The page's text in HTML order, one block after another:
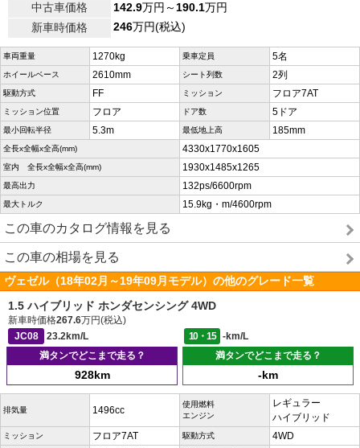
中古車価格
142.9万円～190.1万円
新車時価格
246万円(税込)
車両重量 1270kg 乗車定員 5名
ホイールベース 2610mm シート列数 2列
駆動方式 FF ミッション フロア7AT
ミッション位置 フロア ドア数 5ドア
最小回転半径 5.3m 最低地上高 185mm
全長x全幅x全高(mm) 4330x1770x1605
室内 全長x全幅x全高(mm) 1930x1485x1265
最高出力 132ps/6600rpm
最大トルク 15.9kg・m/4600rpm
この車のカタログ情報を見る
この車の相場を見る
ヴェゼル（18年02月～19年09月モデル）の他のグレード一覧
1.5 ハイブリッド ホンダセンシング 4WD
新車時価格267.6万円(税込)
JC08
23.2km/L 10・15
-km/L
満タンでどこまで走る？
928km
満タンでどこまで走る？
-km
排気量 1496cc
使用燃料
エンジン
レギュラー
ハイブリッド
ミッション フロア7AT 駆動方式 4WD